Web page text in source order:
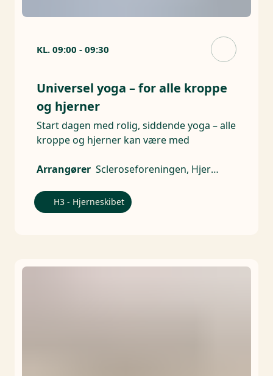
KL. 09:00 - 09:30
Universel yoga – for alle kroppe
og hjerner
Start dagen med rolig, siddende yoga – alle
kroppe og hjerner kan være med
Arrangører Scleroseforeningen, Hjerneskadeforeningen, Alzheimerforeningen, CP Danmark - Landsforeningen for cerebral parese, Hjernesagen, Parkinsonforeningen, Hjernerystelsesforeningen
H3 - Hjerneskibet